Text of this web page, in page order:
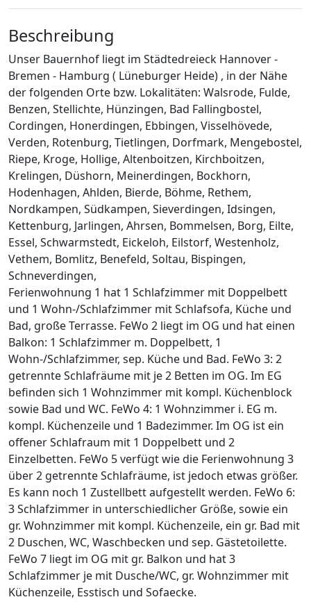
Beschreibung
Unser Bauernhof liegt im Städtedreieck Hannover -
Bremen - Hamburg ( Lüneburger Heide) , in der Nähe
der folgenden Orte bzw. Lokalitäten: Walsrode, Fulde,
Benzen, Stellichte, Hünzingen, Bad Fallingbostel,
Cordingen, Honerdingen, Ebbingen, Visselhövede,
Verden, Rotenburg, Tietlingen, Dorfmark, Mengebostel,
Riepe, Kroge, Hollige, Altenboitzen, Kirchboitzen,
Krelingen, Düshorn, Meinerdingen, Bockhorn,
Hodenhagen, Ahlden, Bierde, Böhme, Rethem,
Nordkampen, Südkampen, Sieverdingen, Idsingen,
Kettenburg, Jarlingen, Ahrsen, Bommelsen, Borg, Eilte,
Essel, Schwarmstedt, Eickeloh, Eilstorf, Westenholz,
Vethem, Bomlitz, Benefeld, Soltau, Bispingen,
Schneverdingen,
Ferienwohnung 1 hat 1 Schlafzimmer mit Doppelbett
und 1 Wohn-/Schlafzimmer mit Schlafsofa, Küche und
Bad, große Terrasse. FeWo 2 liegt im OG und hat einen
Balkon: 1 Schlafzimmer m. Doppelbett, 1
Wohn-/Schlafzimmer, sep. Küche und Bad. FeWo 3: 2
getrennte Schlafräume mit je 2 Betten im OG. Im EG
befinden sich 1 Wohnzimmer mit kompl. Küchenblock
sowie Bad und WC. FeWo 4: 1 Wohnzimmer i. EG m.
kompl. Küchenzeile und 1 Badezimmer. Im OG ist ein
offener Schlafraum mit 1 Doppelbett und 2
Einzelbetten. FeWo 5 verfügt wie die Ferienwohnung 3
über 2 getrennte Schlafräume, ist jedoch etwas größer.
Es kann noch 1 Zustellbett aufgestellt werden. FeWo 6:
3 Schlafzimmer in unterschiedlicher Größe, sowie ein
gr. Wohnzimmer mit kompl. Küchenzeile, ein gr. Bad mit
2 Duschen, WC, Waschbecken und sep. Gästetoilette.
FeWo 7 liegt im OG mit gr. Balkon und hat 3
Schlafzimmer je mit Dusche/WC, gr. Wohnzimmer mit
Küchenzeile, Esstisch und Sofaecke.